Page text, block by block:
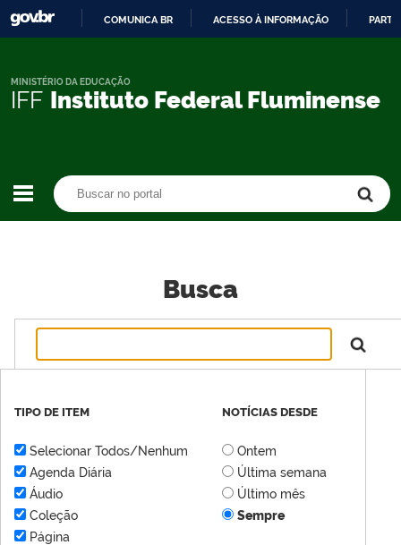
CONTEÚDO
COMUNICA BR ACESSO À INFORMAÇÃO
IFF Instituto Federal Fluminense
MINISTÉRIO DA EDUCAÇÃO
Busca
TIPO DE ITEM
Selecionar Todos/Nenhum
Agenda Diária
Áudio
Coleção
Página
NOTÍCIAS DESDE
Ontem
Última semana
Último mês
Sempre